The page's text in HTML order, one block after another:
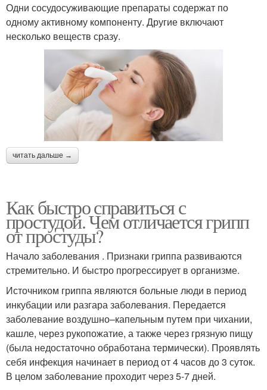
Одни сосудосуживающие препараты содержат по
одному активному компоненту. Другие включают
несколько веществ сразу.
читать дальше →
Как быстро справиться с
простудой. Чем отличается грипп
от простуды?
Начало заболевания . Признаки гриппа развиваются
стремительно. И быстро прогрессирует в организме.
Источником гриппа являются больные люди в период
инкубации или разгара заболевания. Передается
заболевание воздушно–капельным путем при чихании,
кашле, через рукопожатие, а также через грязную пищу
(была недостаточно обработана термически). Проявлять
себя инфекция начинает в период от 4 часов до 3 суток.
В целом заболевание проходит через 5-7 дней.